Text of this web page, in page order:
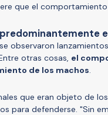
que el
observaron
otras cosas, el
de los machos.
que eran objeto de
para defenderse. "Sin